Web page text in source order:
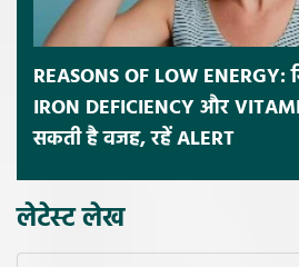
REASONS OF LOW ENERGY:
IRON DEFICIENCY और
सकती है वजह, रहें ALERT
लेटेस्ट लेख